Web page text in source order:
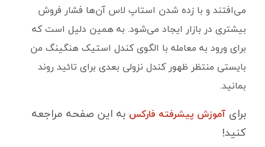
می‌افتند و با زده شدن استاپ لاس آن‌ها فشار فروش
بیشتری در بازار ایجاد می‌شود. به همین دلیل است که
برای ورود به معامله با الگوی کندل استیک هنگینگ من
بایستی منتظر ظهور کندل نزولی بعدی برای تائید روند
بمانید.
برای آموزش پیشرفته فارکس به این صفحه مراجعه
کنید!